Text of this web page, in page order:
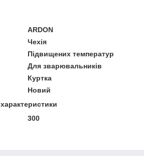
ARDON
Чехія
Підвищених температур
Для зварювальників
Куртка
Новий
300